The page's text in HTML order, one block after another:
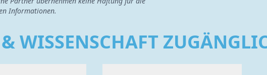
Informationen.
WISSENSCHAFT